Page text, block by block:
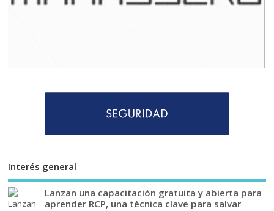
Interés general
Lanzan una capacitación gratuita y abierta para
aprender RCP, una técnica clave para salvar